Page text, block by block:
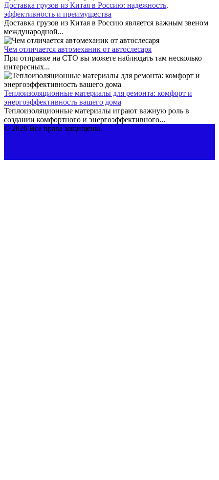
Доставка грузов из Китая в Россию: надежность,
эффективность и преимущества
Доставка грузов из Китая в Россию является важным звеном
международной...
Чем отличается автомеханик от автослесаря
При отправке на СТО вы можете наблюдать там несколько
интересных...
Теплоизоляционные материалы для ремонта: комфорт и
энергоэффективность вашего дома
Теплоизоляционные материалы играют важную роль в
создании комфортного и энергоэффективного...
© 2026 Все права защищены.